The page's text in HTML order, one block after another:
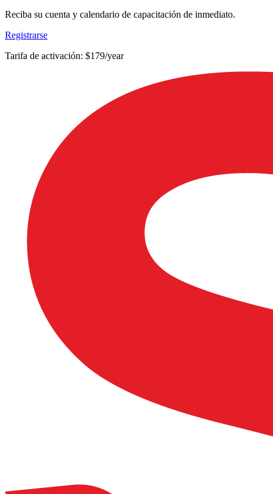
Reciba su cuenta y calendario de capacitación de inmediato.
Registrarse
Tarifa de activación: $179/year